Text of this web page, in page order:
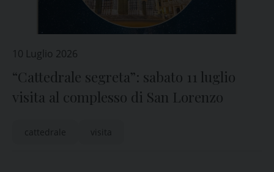
10 Luglio 2026
“Cattedrale segreta”: sabato 11 luglio
visita al complesso di San Lorenzo
cattedrale visita